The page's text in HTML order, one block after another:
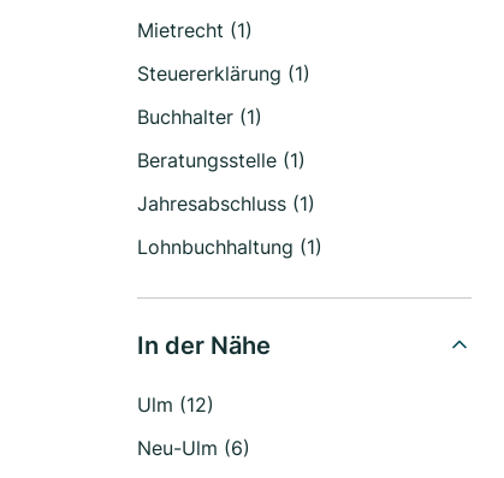
Mietrecht (1)
Steuererklärung (1)
Buchhalter (1)
Beratungsstelle (1)
Jahresabschluss (1)
Lohnbuchhaltung (1)
In der Nähe
Ulm (12)
Neu-Ulm (6)